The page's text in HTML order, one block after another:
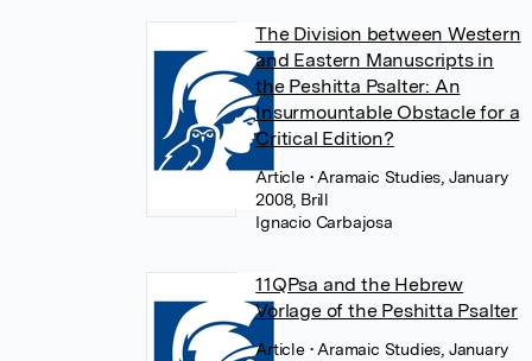
The Division between Western
and Eastern Manuscripts in
the Peshitta Psalter: An
Insurmountable Obstacle for a
Critical Edition?
Article • Aramaic Studies, January
2008, Brill
Ignacio Carbajosa
11QPsa and the Hebrew
Vorlage of the Peshitta Psalter
Article • Aramaic Studies, January